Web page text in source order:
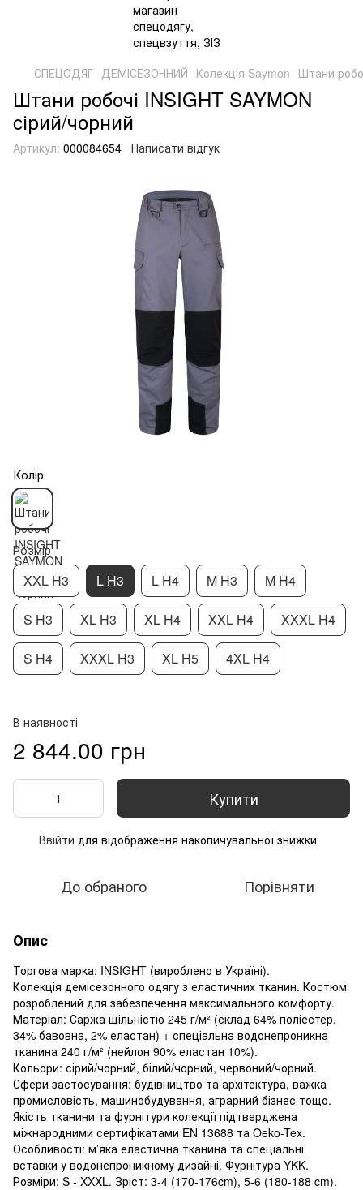
СПЕЦОДЯГ ДЕМІСЕЗОННИЙ Колекція Saymon Штани
Штани робочі INSIGHT SAYMON
cірий/чорний
Артикул: 000084654 Написати відгук
Колір
Розмір
XXL H3 L H3 L H4 M H3 M H4
S H3 XL H3 XL H4 XXL H4 XXXL H4
S H4 XXXL H3 XL H5 4XL H4
В наявності
2 844.00 грн
Купити
Ввійти для відображення накопичувальної знижки
До обраного Порівняти
Опис
Торгова марка: INSIGHT (вироблено в Україні).
Колекція демісезонного одягу з еластичних тканин. Костюм
розроблений для забезпечення максимального комфорту.
Матеріал: Саржа щільністю 245 г/м² (склад 64% поліестер,
34% бавовна, 2% еластан) + спеціальна водонепроникна
тканина 240 г/м² (нейлон 90% еластан 10%).
Кольори: сірий/чорний, білий/чорний, червоний/чорний.
Сфери застосування: будівництво та архітектура, важка
промисловість, машинобудування, аграрний бізнес тощо.
Якість тканини та фурнітури колекції підтверджена
міжнародними сертифікатами EN 13688 та Oeko-Tex.
Особливості: м’яка еластична тканина та спеціальні
вставки у водонепроникному дизайні. Фурнітура YKK.
Розміри: S - XXXL. Зріст: 3-4 (170-176cm), 5-6 (180-188 cm).